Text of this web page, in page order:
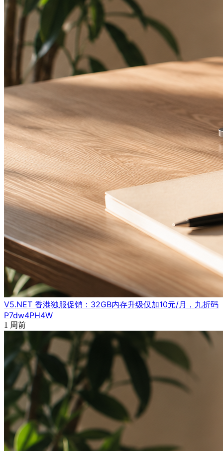
V5.NET 香港独服促销：32GB内存升级仅加10元/月，九折码
P7dw4PH4W
1 周前